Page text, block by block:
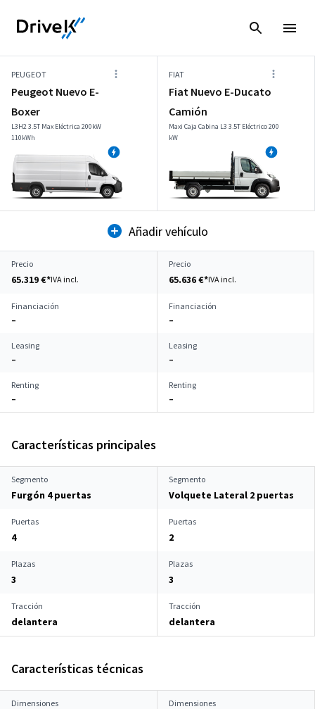
PEUGEOT
Peugeot Nuevo E-
Boxer
L3H2 3.5T Max Eléctrica 200kW
110kWh
FIAT
Fiat Nuevo E-Ducato
Camión
Maxi Caja Cabina L3 3.5T Eléctrico 200
kW
Añadir vehículo
Precio
65.319 €*IVA incl.
Precio
65.636 €*IVA incl.
Financiación
–
Financiación
–
Leasing
–
Leasing
–
Renting
–
Renting
–
Características principales
Segmento
Furgón 4 puertas
Segmento
Volquete Lateral 2 puertas
Puertas
4
Puertas
2
Plazas
3
Plazas
3
Tracción
delantera
Tracción
delantera
Características técnicas
Dimensiones Dimensiones